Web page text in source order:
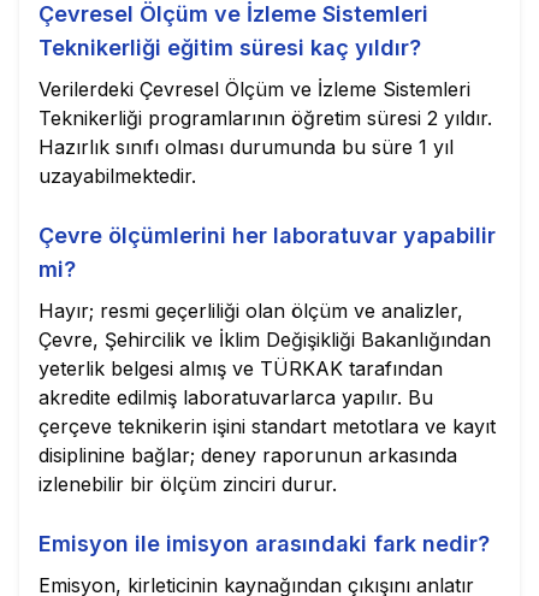
Çevresel Ölçüm ve İzleme Sistemleri
Teknikerliği eğitim süresi kaç yıldır?
Verilerdeki Çevresel Ölçüm ve İzleme Sistemleri
Teknikerliği programlarının öğretim süresi 2 yıldır.
Hazırlık sınıfı olması durumunda bu süre 1 yıl
uzayabilmektedir.
Çevre ölçümlerini her laboratuvar yapabilir
mi?
Hayır; resmi geçerliliği olan ölçüm ve analizler,
Çevre, Şehircilik ve İklim Değişikliği Bakanlığından
yeterlik belgesi almış ve TÜRKAK tarafından
akredite edilmiş laboratuvarlarca yapılır. Bu
çerçeve teknikerin işini standart metotlara ve kayıt
disiplinine bağlar; deney raporunun arkasında
izlenebilir bir ölçüm zinciri durur.
Emisyon ile imisyon arasındaki fark nedir?
Emisyon, kirleticinin kaynağından çıkışını anlatır